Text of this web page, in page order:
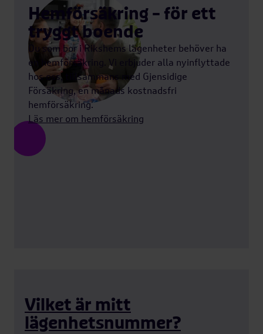
Hemförsäkring – för ett
tryggt boende
Du som bor i Rikshems lägenheter behöver ha
en hemförsäkring. Vi erbjuder alla nyinflyttade
hos oss, tillsammans med Gjensidige
Försäkring, en månads kostnadsfri
hemförsäkring.
Läs mer om hemförsäkring
Vilket är mitt
lägenhetsnummer?